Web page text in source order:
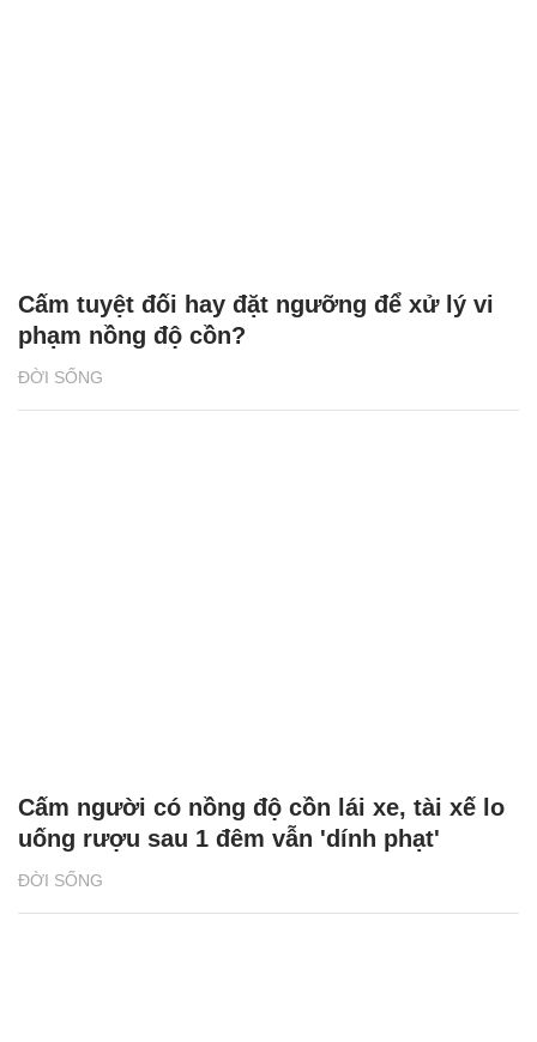
ĐỜI SỐNG
Cấm tuyệt đối hay đặt ngưỡng để xử lý vi
phạm nồng độ cồn?
ĐỜI SỐNG
Cấm người có nồng độ cồn lái xe, tài xế lo
uống rượu sau 1 đêm vẫn 'dính phạt'